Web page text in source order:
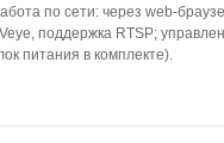
по сети: через web-
поддержка RTSP;
питания в комплекте).